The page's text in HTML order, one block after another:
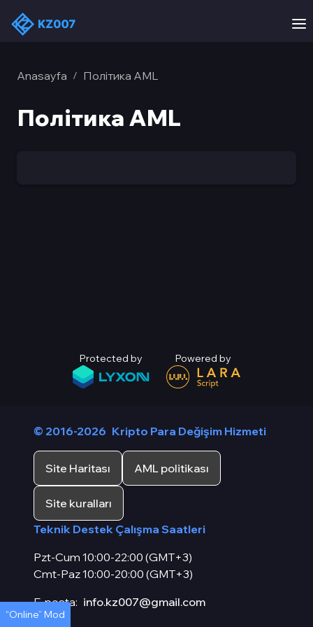
Anasayfa / Політика AML
Політика AML
Protected by Powered by
© 2016-2026 Kripto Para Değişim Hizmeti
Site Haritası AML politikası
Site kuralları
Teknik Destek Çalışma Saatleri
Pzt-Cum 10:00-22:00 (GMT+3)
Cmt-Paz 10:00-20:00 (GMT+3)
E-posta: info.kz007@gmail.com
“Online” Mod